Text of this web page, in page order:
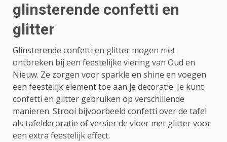
glinsterende confetti en
glitter
Glinsterende confetti en glitter mogen niet
ontbreken bij een feestelijke viering van Oud en
Nieuw. Ze zorgen voor sparkle en shine en voegen
een feestelijk element toe aan je decoratie. Je kunt
confetti en glitter gebruiken op verschillende
manieren. Strooi bijvoorbeeld confetti over de tafel
als tafeldecoratie of versier de vloer met glitter voor
een extra feestelijk effect.